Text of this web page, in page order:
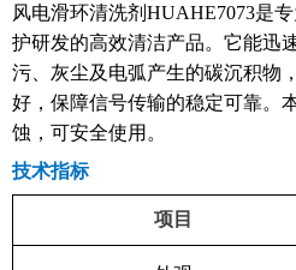
风电滑环清洗剂 HUAHE7073是
护研发的高效清洁产品。它能迅
污、灰尘及电弧产生的碳沉积物
好，保障信号传输的稳定可靠。
蚀，可安全使用。
技术指标
项目